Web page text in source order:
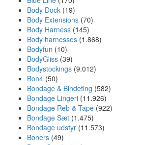
Body Dock (19)
Body Extensions (70)
Body Harness (145)
Body harnesses (1.868)
Bodyfun (10)
BodyGliss (39)
Bodystockings (9.012)
Bon4 (50)
Bondage & Bindeting (582)
Bondage Lingeri (11.926)
Bondage Reb & Tape (922)
Bondage Sæt (1.475)
Bondage udstyr (11.573)
Boners (49)